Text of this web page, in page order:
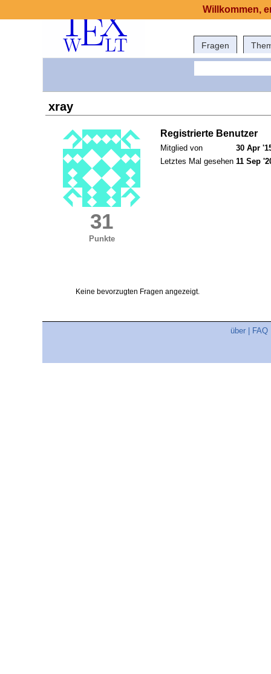
Fragen
xray
31
Punkte
Registrierte Benutzer
Mitglied von
30 Apr
Letztes Mal gesehen 11 Sep
Keine bevorzugten Fragen angezeigt.
über FAQ
Willkommen,